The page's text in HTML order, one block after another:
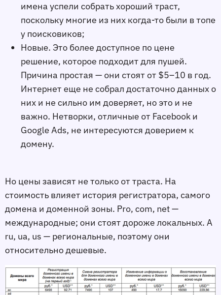
имена успели собрать хороший траст,
поскольку многие из них когда-то были в топе
у поисковиков;
Новые. Это более доступное по цене
решение, которое подходит для пушей.
Причина простая — они стоят от $5–10 в год.
Интернет еще не собрал достаточно данных о
них и не сильно им доверяет, но это и не
важно. Нетворки, отличные от Facebook и
Google Ads, не интересуются доверием к
домену.
Но цены зависят не только от траста. На
стоимость влияет история регистратора, самого
домена и доменной зоны. Pro, com, net —
международные; они стоят дороже локальных. А
ru, ua, us — региональные, поэтому они
относительно дешевые.